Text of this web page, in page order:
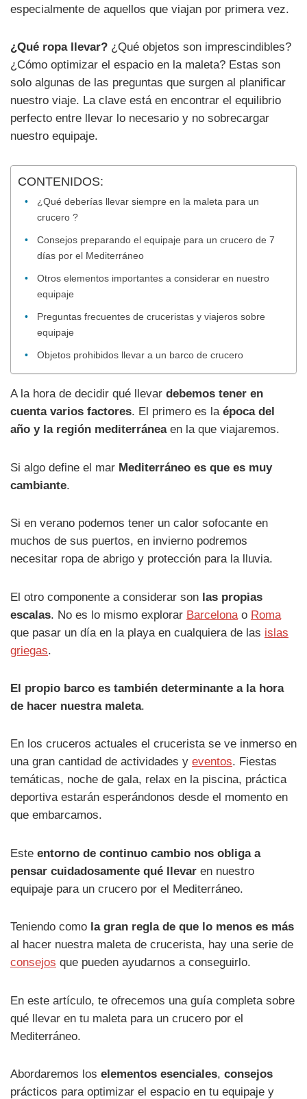
especialmente de aquellos que viajan por primera vez.
¿Qué ropa llevar? ¿Qué objetos son imprescindibles?
¿Cómo optimizar el espacio en la maleta? Estas son
solo algunas de las preguntas que surgen al planificar
nuestro viaje. La clave está en encontrar el equilibrio
perfecto entre llevar lo necesario y no sobrecargar
nuestro equipaje.
CONTENIDOS:
¿Qué deberías llevar siempre en la maleta para un
crucero ?
Consejos preparando el equipaje para un crucero de 7
días por el Mediterráneo
Otros elementos importantes a considerar en nuestro
equipaje
Preguntas frecuentes de cruceristas y viajeros sobre
equipaje
Objetos prohibidos llevar a un barco de crucero
A la hora de decidir qué llevar debemos tener en
cuenta varios factores. El primero es la época del
año y la región mediterráneaen la que viajaremos.
Si algo define el mar Mediterráneo es que es muy
cambiante.
Si en verano podemos tener un calor sofocante en
muchos de sus puertos, en invierno podremos
necesitar ropa de abrigo y protección para la lluvia.
El otro componente a considerar son las propias
escalas. No es lo mismo explorar Barcelona o Roma
que pasar un día en la playa en cualquiera de las islas
griegas.
El propio barco es también determinante a la hora
de hacer nuestra maleta.
En los cruceros actuales el crucerista se ve inmerso en
una gran cantidad de actividades y eventos. Fiestas
temáticas, noche de gala, relax en la piscina, práctica
deportiva estarán esperándonos desde el momento en
que embarcamos.
Este entorno de continuo cambio nos obliga a
pensar cuidadosamente qué llevar en nuestro
equipaje para un crucero por el Mediterráneo.
Teniendo como la gran regla de que lo menos es más
al hacer nuestra maleta de crucerista, hay una serie de
consejos que pueden ayudarnos a conseguirlo.
En este artículo, te ofrecemos una guía completa sobre
qué llevar en tu maleta para un crucero por el
Mediterráneo.
Abordaremos los elementos esenciales, consejos
prácticos para optimizar el espacio en tu equipaje y